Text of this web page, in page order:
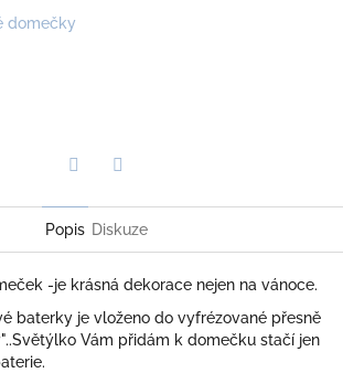
domečky
Popis Diskuze
-je krásná dekorace nejen na vánoce.
baterky je vloženo do vyfrézované přesně
Vám přidám k domečku stačí jen